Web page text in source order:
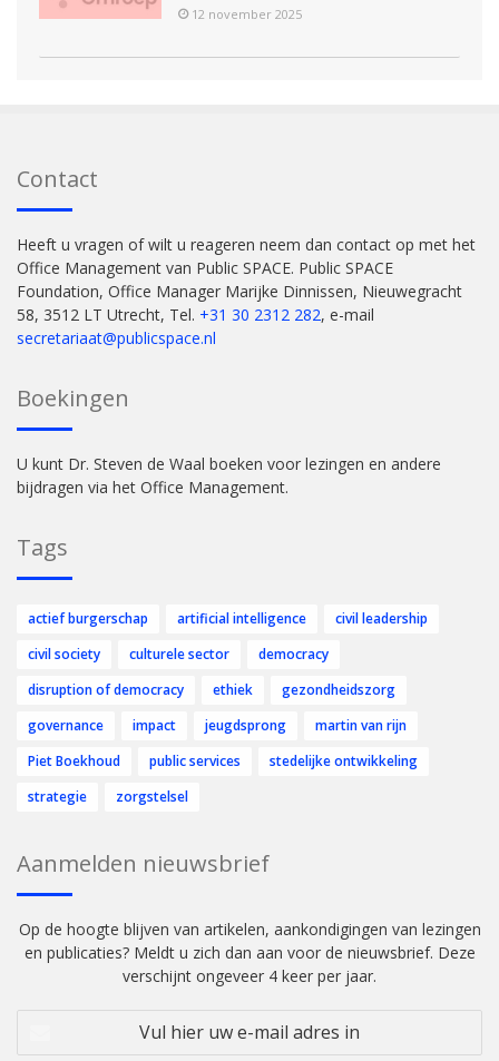
12 november 2025
Contact
Heeft u vragen of wilt u reageren neem dan contact op met het
Office Management van Public SPACE. Public SPACE
Foundation, Office Manager Marijke Dinnissen, Nieuwegracht
58, 3512 LT Utrecht, Tel. +31 30 2312 282, e-mail
secretariaat@publicspace.nl
Boekingen
U kunt Dr. Steven de Waal boeken voor lezingen en andere
bijdragen via het Office Management.
Tags
actief burgerschap artificial intelligence
civil leadership
civil society
culturele sector
democracy
disruption of democracy
ethiek
gezondheidszorg
governance
impact jeugdsprong
martin van rijn
Piet Boekhoud
public services
stedelijke ontwikkeling
strategie
zorgstelsel
Aanmelden nieuwsbrief
Op de hoogte blijven van artikelen, aankondigingen van lezingen
en publicaties? Meldt u zich dan aan voor de nieuwsbrief. Deze
verschijnt ongeveer 4 keer per jaar.